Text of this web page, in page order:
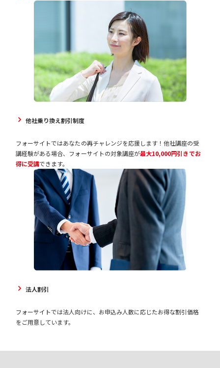
他社乗り換え割引制度
フォーサイトではあなたの再チャレンジを応援します！他社講座の受
講経験がある場合、フォーサイトの対象講座が最大10,000円引きでお
得に受講できます。
法人割引
フォーサイトでは法人向けに、お申込み人数に応じたお得な割引価格
をご用意しています。